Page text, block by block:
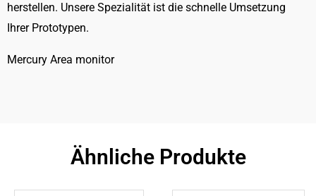
herstellen. Unsere Spezialität ist die schnelle Umsetzung
Ihrer Prototypen.
Mercury Area monitor
Ähnliche Produkte